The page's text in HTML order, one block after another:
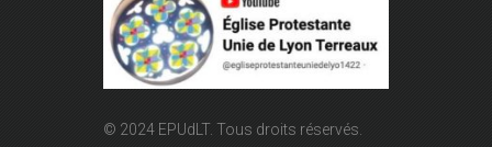
© 2024 EPUdLT. Tous droits réservés.